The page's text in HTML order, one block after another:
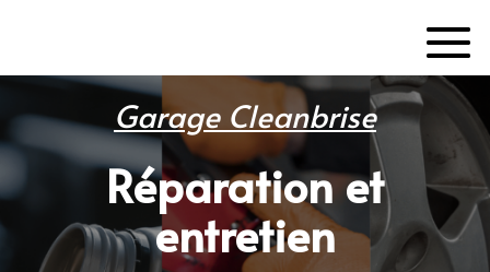
Garage Cleanbrise
Réparation et
entretien